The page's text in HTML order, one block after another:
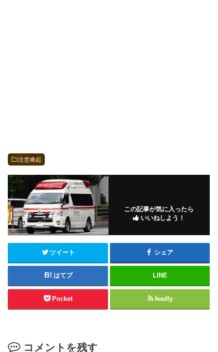
注意喚起
この記事が気に入ったら
いいねしよう！
ツイート シェア
はてブ LINE
Pocket feedly
コメントを残す